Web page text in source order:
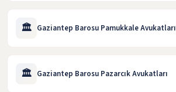
🏛️ Gaziantep Barosu Pamukkale Avukatları
🏛️ Gaziantep Barosu Pazarcık Avukatları